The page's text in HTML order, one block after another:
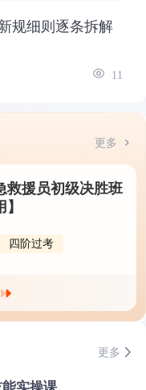
规细则逐条拆解
11
更多
救援员初级决胜班
四阶过考
更多
实操课